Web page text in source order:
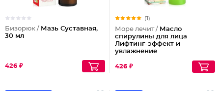
Бизорюк / Мазь Суставная,
30 мл
426 ₽
(1)
Море лечит / Масло
спирулины для лица
Лифтинг-эффект и
увлажнение
426 ₽